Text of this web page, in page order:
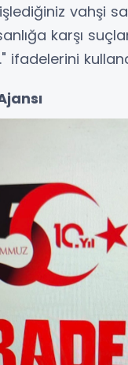
vahşi
karşı
ifadelerini